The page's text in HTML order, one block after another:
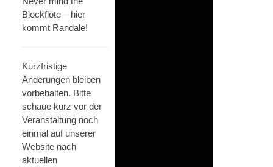
Blockflöte – hier
kommt Randale!
Kurzfristige
Änderungen bleiben
vorbehalten. Bitte
schaue kurz vor der
Veranstaltung noch
einmal auf unserer
Website nach
aktuellen